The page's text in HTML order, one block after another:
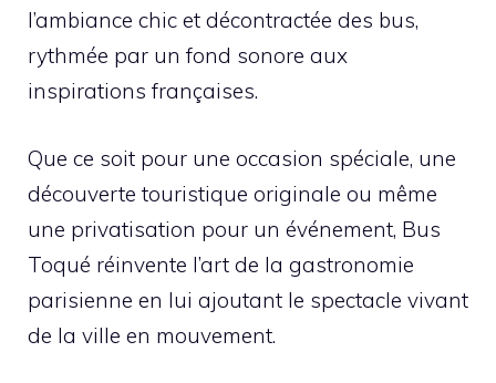
l’ambiance chic et décontractée des bus,
rythmée par un fond sonore aux
inspirations françaises.
Que ce soit pour une occasion spéciale, une
découverte touristique originale ou même
une privatisation pour un événement, Bus
Toqué réinvente l’art de la gastronomie
parisienne en lui ajoutant le spectacle vivant
de la ville en mouvement.